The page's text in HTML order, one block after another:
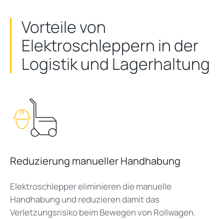
Vorteile von
Elektroschleppern in der
Logistik und Lagerhaltung
Reduzierung manueller Handhabung
Elektroschlepper eliminieren die manuelle
Handhabung und reduzieren damit das
Verletzungsrisiko beim Bewegen von Rollwagen.